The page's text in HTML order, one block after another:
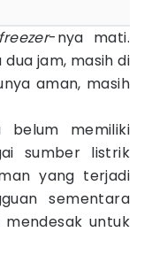
freezer-nya mati.
jam, masih di
aman, masih
belum memiliki
sumber listrik
yang terjadi
sementara
untuk